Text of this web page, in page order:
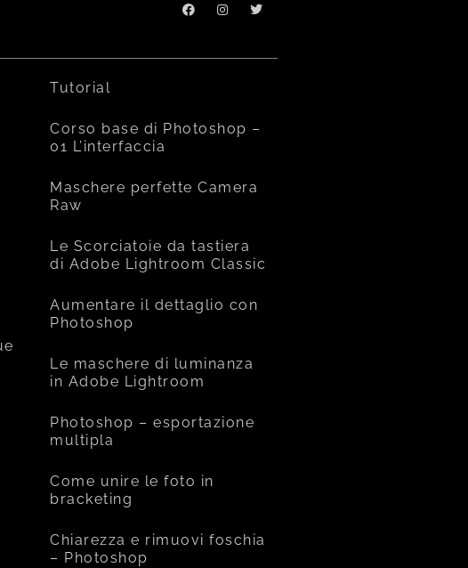
Tutorial
Corso base di Photoshop –
01 L’interfaccia
Maschere perfette Camera
Raw
Le Scorciatoie da tastiera
di Adobe Lightroom Classic
Aumentare il dettaglio con
Photoshop
Le maschere di luminanza
in Adobe Lightroom
Photoshop – esportazione
multipla
Come unire le foto in
bracketing
Chiarezza e rimuovi foschia
– Photoshop